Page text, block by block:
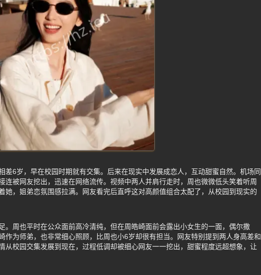
差6岁，早在校园时期就有交集。后来在现实中发展成恋人，互动甜蜜自然。机场同
连被网友挖出，迅速在网络流传。视频中两人并肩行走时，周也微微低头笑着听周
她，姐弟恋氛围感拉满。网友看完后直呼这对高颜值组合太配了，从校园到现实的
。周也平时在公众面前高冷清纯，但在周皓崎面前会露出小女生的一面，偶尔撒
作为师弟，也非常细心照顾，比周也小6岁却很有担当。网友特别提到两人身高差和
从校园交集发展到现在，过程低调却被细心网友一一挖出，甜蜜程度远超想象，让